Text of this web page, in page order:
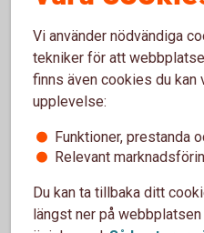
Vi använder nödvändiga
tekniker för att
finns även cookies du kan
upplevelse:
Funktioner, prestanda
Relevant
Du kan ta tillbaka ditt
längst ner på